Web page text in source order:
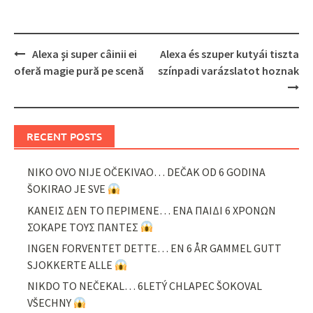
Post
navigation
Alexa și super câinii ei
oferă magie pură pe scenă
Alexa és szuper kutyái tiszta
színpadi varázslatot hoznak
RECENT POSTS
NIKO OVO NIJE OČEKIVAO… DEČAK OD 6 GODINA
ŠOKIRAO JE SVE
ΚΑΝΕΙΣ ΔΕΝ ΤΟ ΠΕΡΙΜΕΝΕ… ΕΝΑ ΠΑΙΔΙ 6 ΧΡΟΝΩΝ
ΣΟΚΑΡΕ ΤΟΥΣ ΠΑΝΤΕΣ
INGEN FORVENTET DETTE… EN 6 ÅR GAMMEL GUTT
SJOKKERTE ALLE
NIKDO TO NEČEKAL… 6LETÝ CHLAPEC ŠOKOVAL
VŠECHNY